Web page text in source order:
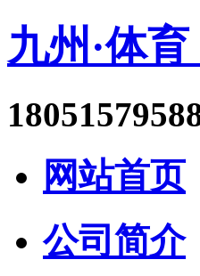
九州·体
网站首页
公司简介